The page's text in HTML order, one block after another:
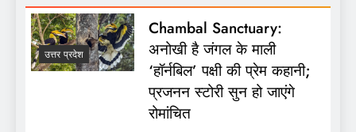
उत्तर प्रदेश
Chambal Sanctuary:
अनोखी है जंगल के माली
‘हॉर्नबिल’ पक्षी की प्रेम कहानी;
प्रजनन स्टोरी सुन हो जाएंगे
रोमांचित